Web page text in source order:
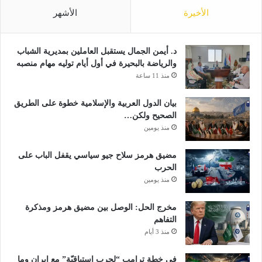
ك
ف
ز
ت
ف
و
ر
ط
ة
س
م
ر
ج
د
الأخيرة الأشهر
د. أيمن الجمال يستقبل العاملين بمديرية الشباب
والرياضة بالبحيرة في أول أيام توليه مهام منصبه
منذ 11 ساعة
بيان الدول العربية والإسلامية خطوة على الطريق
الصحيح ولكن…
منذ يومين
مضيق هرمز سلاح جيو سياسي يقفل الباب على
الحرب
منذ يومين
مخرج الحل: الوصل بين مضيق هرمز ومذكرة
التفاهم
منذ 3 أيام
في خطة ترامب “لحرب استباقيّة” مع ايران وما